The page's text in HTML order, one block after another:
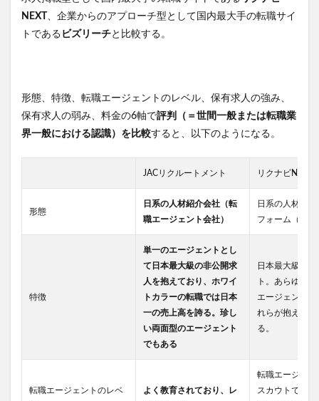
NEXT 、企業からのアプローチ型として国内最大手の転職サイ
トである ビズリーチと比較する。
形態、特徴、転職エージェントのレベル、保有求人の強み、
保有求人の弱み、料金の6軸で評判（＝世間一般または転職業
界一般における認識）を比較すると、以下のようになる。
JACリクルートメント リクナビNEXT
形態
日系の人材紹介会社（転
職エージェント会社）
日系の人材紹
フォーム（転職
特徴
単一のエージェントとし
て日本最大級の非公開求
人を抱えており、ホワイ
トカラーの転職では日本
一の売上高を誇る。珍し
い両面型のエージェント
でもある
日本最大級の求
ト。あらゆる
エージェント、
れらが抱える求
る。
転職エージェントのレベ
よく教育されており、レ
転職エージェン
スカウトでは